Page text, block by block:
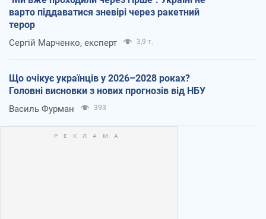
варто піддаватися зневірі через ракетний
терор
Сергій Марченко, експерт 3,9 т.
Що очікує українців у 2026–2028 роках?
Головні висновки з нових прогнозів від НБУ
Василь Фурман 393